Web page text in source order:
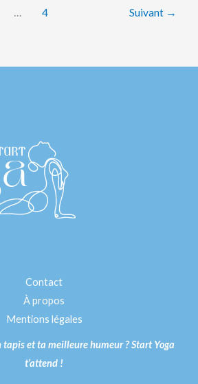
… 4 Suivant →
Contact
À propos
Mentions légales
tapis et ta meilleure humeur ? Start Yoga
t’attend !